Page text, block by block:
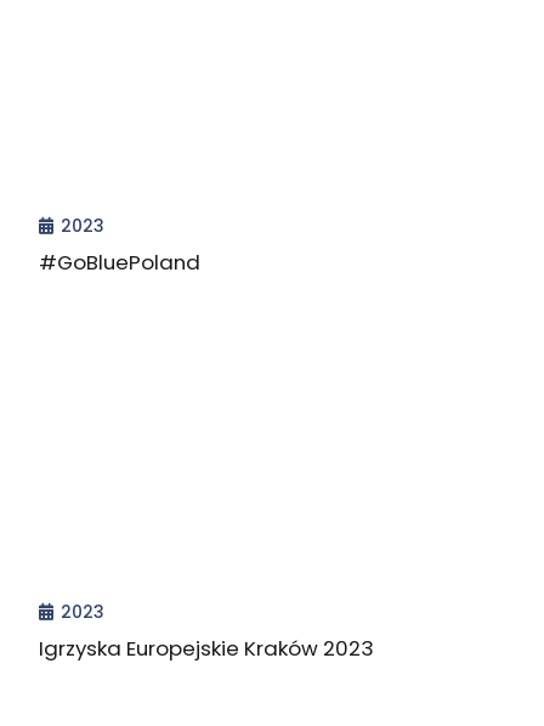
2023
#GoBluePoland
2023
Igrzyska Europejskie Kraków 2023